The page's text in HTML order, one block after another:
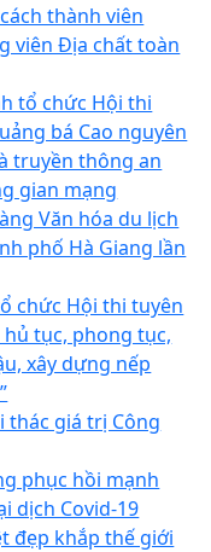
thành viên
viên Địa chất toàn
tổ chức Hội thi
bá Cao nguyên
truyền thông an
gian mạng
Văn hóa du lịch
phố Hà Giang lần
chức Hội thi tuyên
hủ tục, phong tục,
xây dựng nếp
thác giá trị Công
phục hồi mạnh
dịch Covid-19
đẹp khắp thế giới